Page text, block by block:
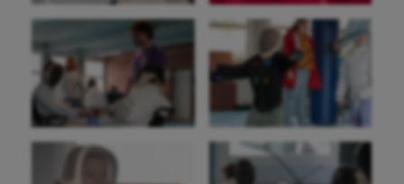
Natation artistique
Omnisports
Outdoor